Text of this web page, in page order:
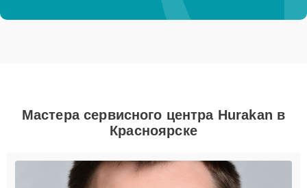
Мастера сервисного центра Hurakan в
Красноярске